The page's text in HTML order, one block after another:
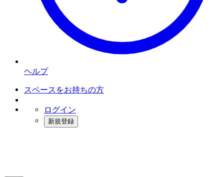
ヘルプ
スペースをお持ちの方
ログイン
新規登録